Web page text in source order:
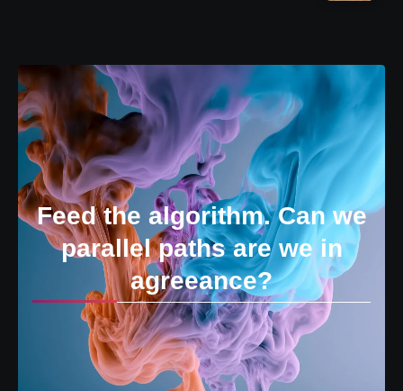
Feed the algorithm. Can we
parallel paths are we in
agreeance?